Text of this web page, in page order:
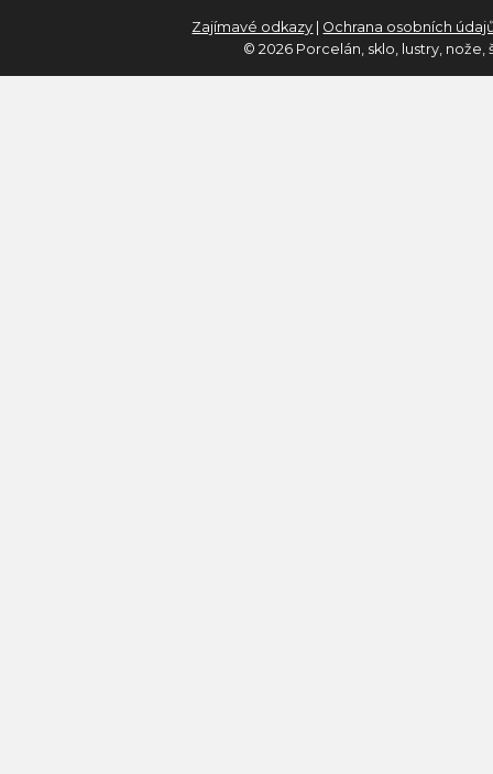
Zajímavé odkazy
Ochrana osobních
© 2026 Porcelán, sklo, lustry,